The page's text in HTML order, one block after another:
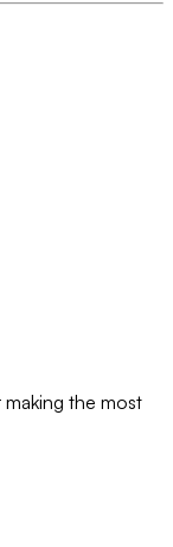
the most